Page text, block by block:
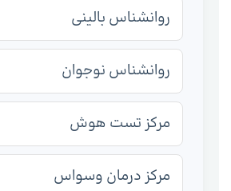
روانشناس بالینی
روانشناس نوجوان
مرکز تست هوش
مرکز درمان وسواس